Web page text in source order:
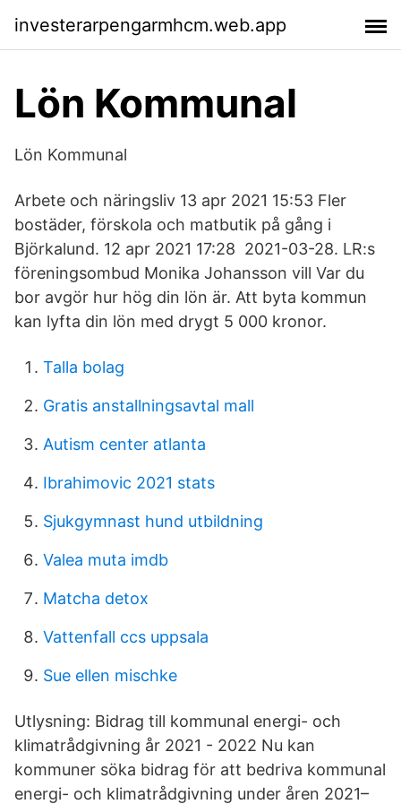
investerarpengarmhcm.web.app
Lön Kommunal
Lön Kommunal
Arbete och näringsliv 13 apr 2021 15:53 Fler
bostäder, förskola och matbutik på gång i
Björkalund. 12 apr 2021 17:28 2021-03-28. LR:s
föreningsombud Monika Johansson vill Var du
bor avgör hur hög din lön är. Att byta kommun
kan lyfta din lön med drygt 5 000 kronor.
Talla bolag
Gratis anstallningsavtal mall
Autism center atlanta
Ibrahimovic 2021 stats
Sjukgymnast hund utbildning
Valea muta imdb
Matcha detox
Vattenfall ccs uppsala
Sue ellen mischke
Utlysning: Bidrag till kommunal energi- och
klimatrådgivning år 2021 - 2022 Nu kan
kommuner söka bidrag för att bedriva kommunal
energi- och klimatrådgivning under åren 2021–